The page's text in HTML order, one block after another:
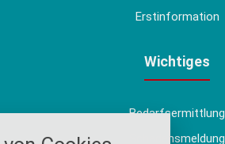
Erstinformation
Wichtiges
Bedarfsermittlung
Schadensmeldung